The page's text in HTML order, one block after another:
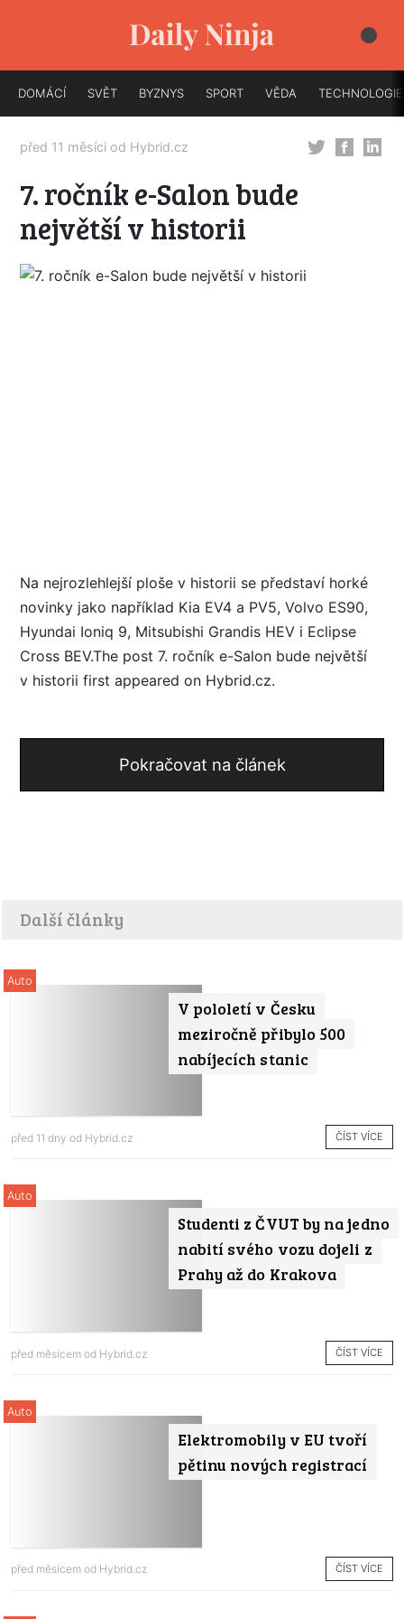
DOMÁCÍ SVĚT BYZNYS SPORT VĚDA TECHNOLOGIE
před 11 měsíci od Hybrid.cz
7. ročník e-Salon bude
největší v historii
Na nejrozlehlejší ploše v historii se představí horké
novinky jako například Kia EV4 a PV5, Volvo ES90,
Hyundai Ioniq 9, Mitsubishi Grandis HEV i Eclipse
Cross BEV.The post 7. ročník e-Salon bude největší
v historii first appeared on Hybrid.cz.
Pokračovat na článek
Další články
V pololetí v Česku
meziročně přibylo 500
nabíjecích stanic
Auto
před 11 dny od Hybrid.cz ČÍST VÍCE
Studenti z ČVUT by na jedno
nabití svého vozu dojeli z
Prahy až do Krakova
Auto
před měsícem od Hybrid.cz ČÍST VÍCE
Elektromobily v EU tvoří
pětinu nových registrací
Auto
před měsícem od Hybrid.cz ČÍST VÍCE